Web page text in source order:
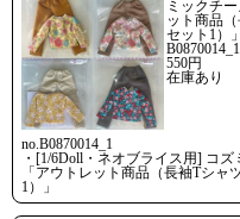
ミックチ
ット商品
セット1）
B0870014_1
550円
在庫あり
no.B0870014_1
・[1/6Doll・ネオブライス用] コ
「アウトレット商品（長袖Tシャ
1）」